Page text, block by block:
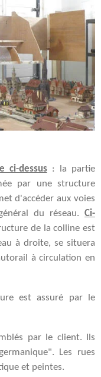
ci-dessus: la partie
par une structure
d'accéder aux voies
du réseau. Ci-
de la colline est
à droite, se situera
à circulation en
est assuré par le
par le client. Ils
Les rues
et peintes.